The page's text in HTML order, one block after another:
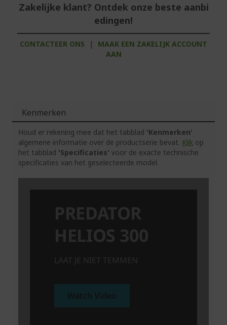
Zakelijke klant? Ontdek onze beste aanbi
edingen!
CONTACTEER ONS |
MAAK EEN ZAKELIJK ACCOUNT
AAN
Kenmerken
Houd er rekening mee dat het tabblad 'Kenmerken'
algemene informatie over de productserie bevat. Klik op
het tabblad 'Specificaties' voor de exacte technische
specificaties van het geselecteerde model.